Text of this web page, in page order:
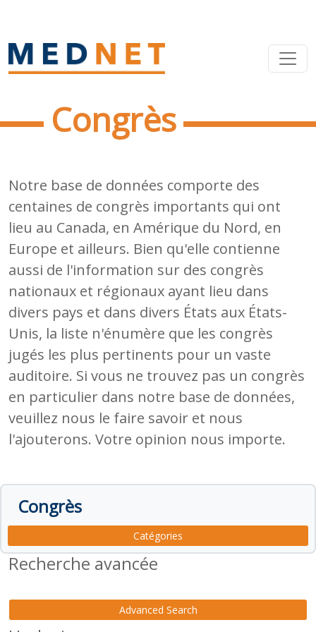
Congrès
Notre base de données comporte des
centaines de congrès importants qui ont
lieu au Canada, en Amérique du Nord, en
Europe et ailleurs. Bien qu'elle contienne
aussi de l'information sur des congrès
nationaux et régionaux ayant lieu dans
divers pays et dans divers États aux États-
Unis, la liste n'énumère que les congrès
jugés les plus pertinents pour un vaste
auditoire. Si vous ne trouvez pas un congrès
en particulier dans notre base de données,
veuillez nous le faire savoir et nous
l'ajouterons. Votre opinion nous importe.
Congrès
Catégories
Recherche avancée
Advanced Search